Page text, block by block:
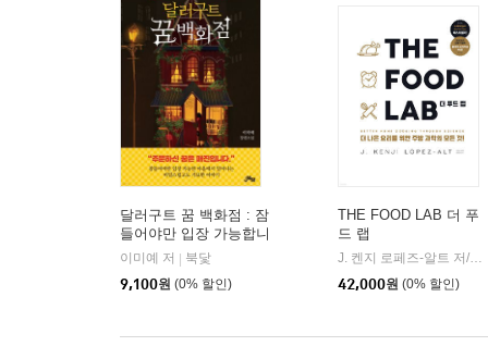
달러구트 꿈 백화점 : 잠
들어야만 입장 가능합니
다
이미예 저
북닻
9,100원 (0% 할인)
THE FOOD LAB 더 푸
드 랩
J. 켄지 로페즈-알트 저/임현수 역/송윤형 감수
42,000원 (0% 할인)